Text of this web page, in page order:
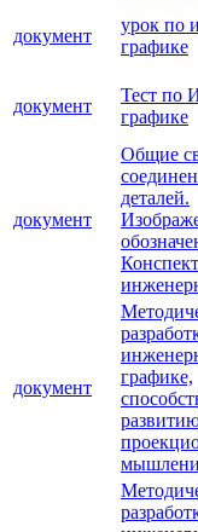
документ
урок по
графике
документ
Тест по
графике
документ
Общие
деталей.
документ
графике,